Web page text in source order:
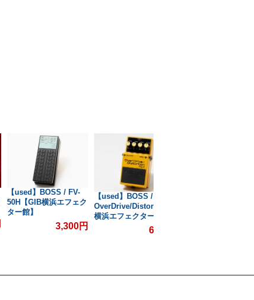
【used】BOSS / FV-
50H【GIB横浜エフェク
ター館】
3,300円
【used】BOSS / OS-2
OverDrive/Distortion【GIB
横浜エフェクター館】
6,600円